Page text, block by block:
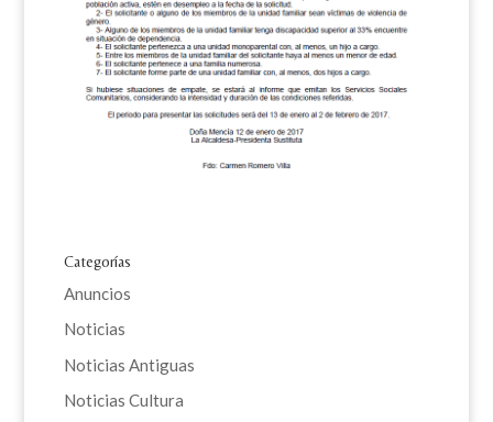
Categorías
Anuncios
Noticias
Noticias Antiguas
Noticias Cultura